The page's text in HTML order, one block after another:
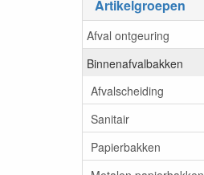
Artikelgroepen
Afval ontgeuring
Binnenafvalbakken
Afvalscheiding
Sanitair
Papierbakken